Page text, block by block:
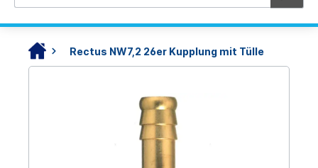
Rectus NW7,2 26er Kupplung mit Tülle